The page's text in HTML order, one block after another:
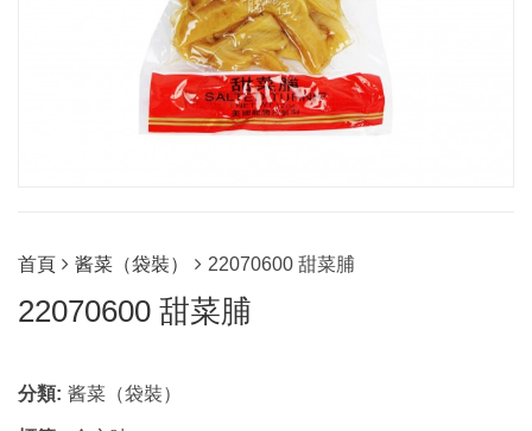
首頁 酱菜（袋裝） 22070600 甜菜脯
22070600 甜菜脯
分類: 酱菜（袋裝）